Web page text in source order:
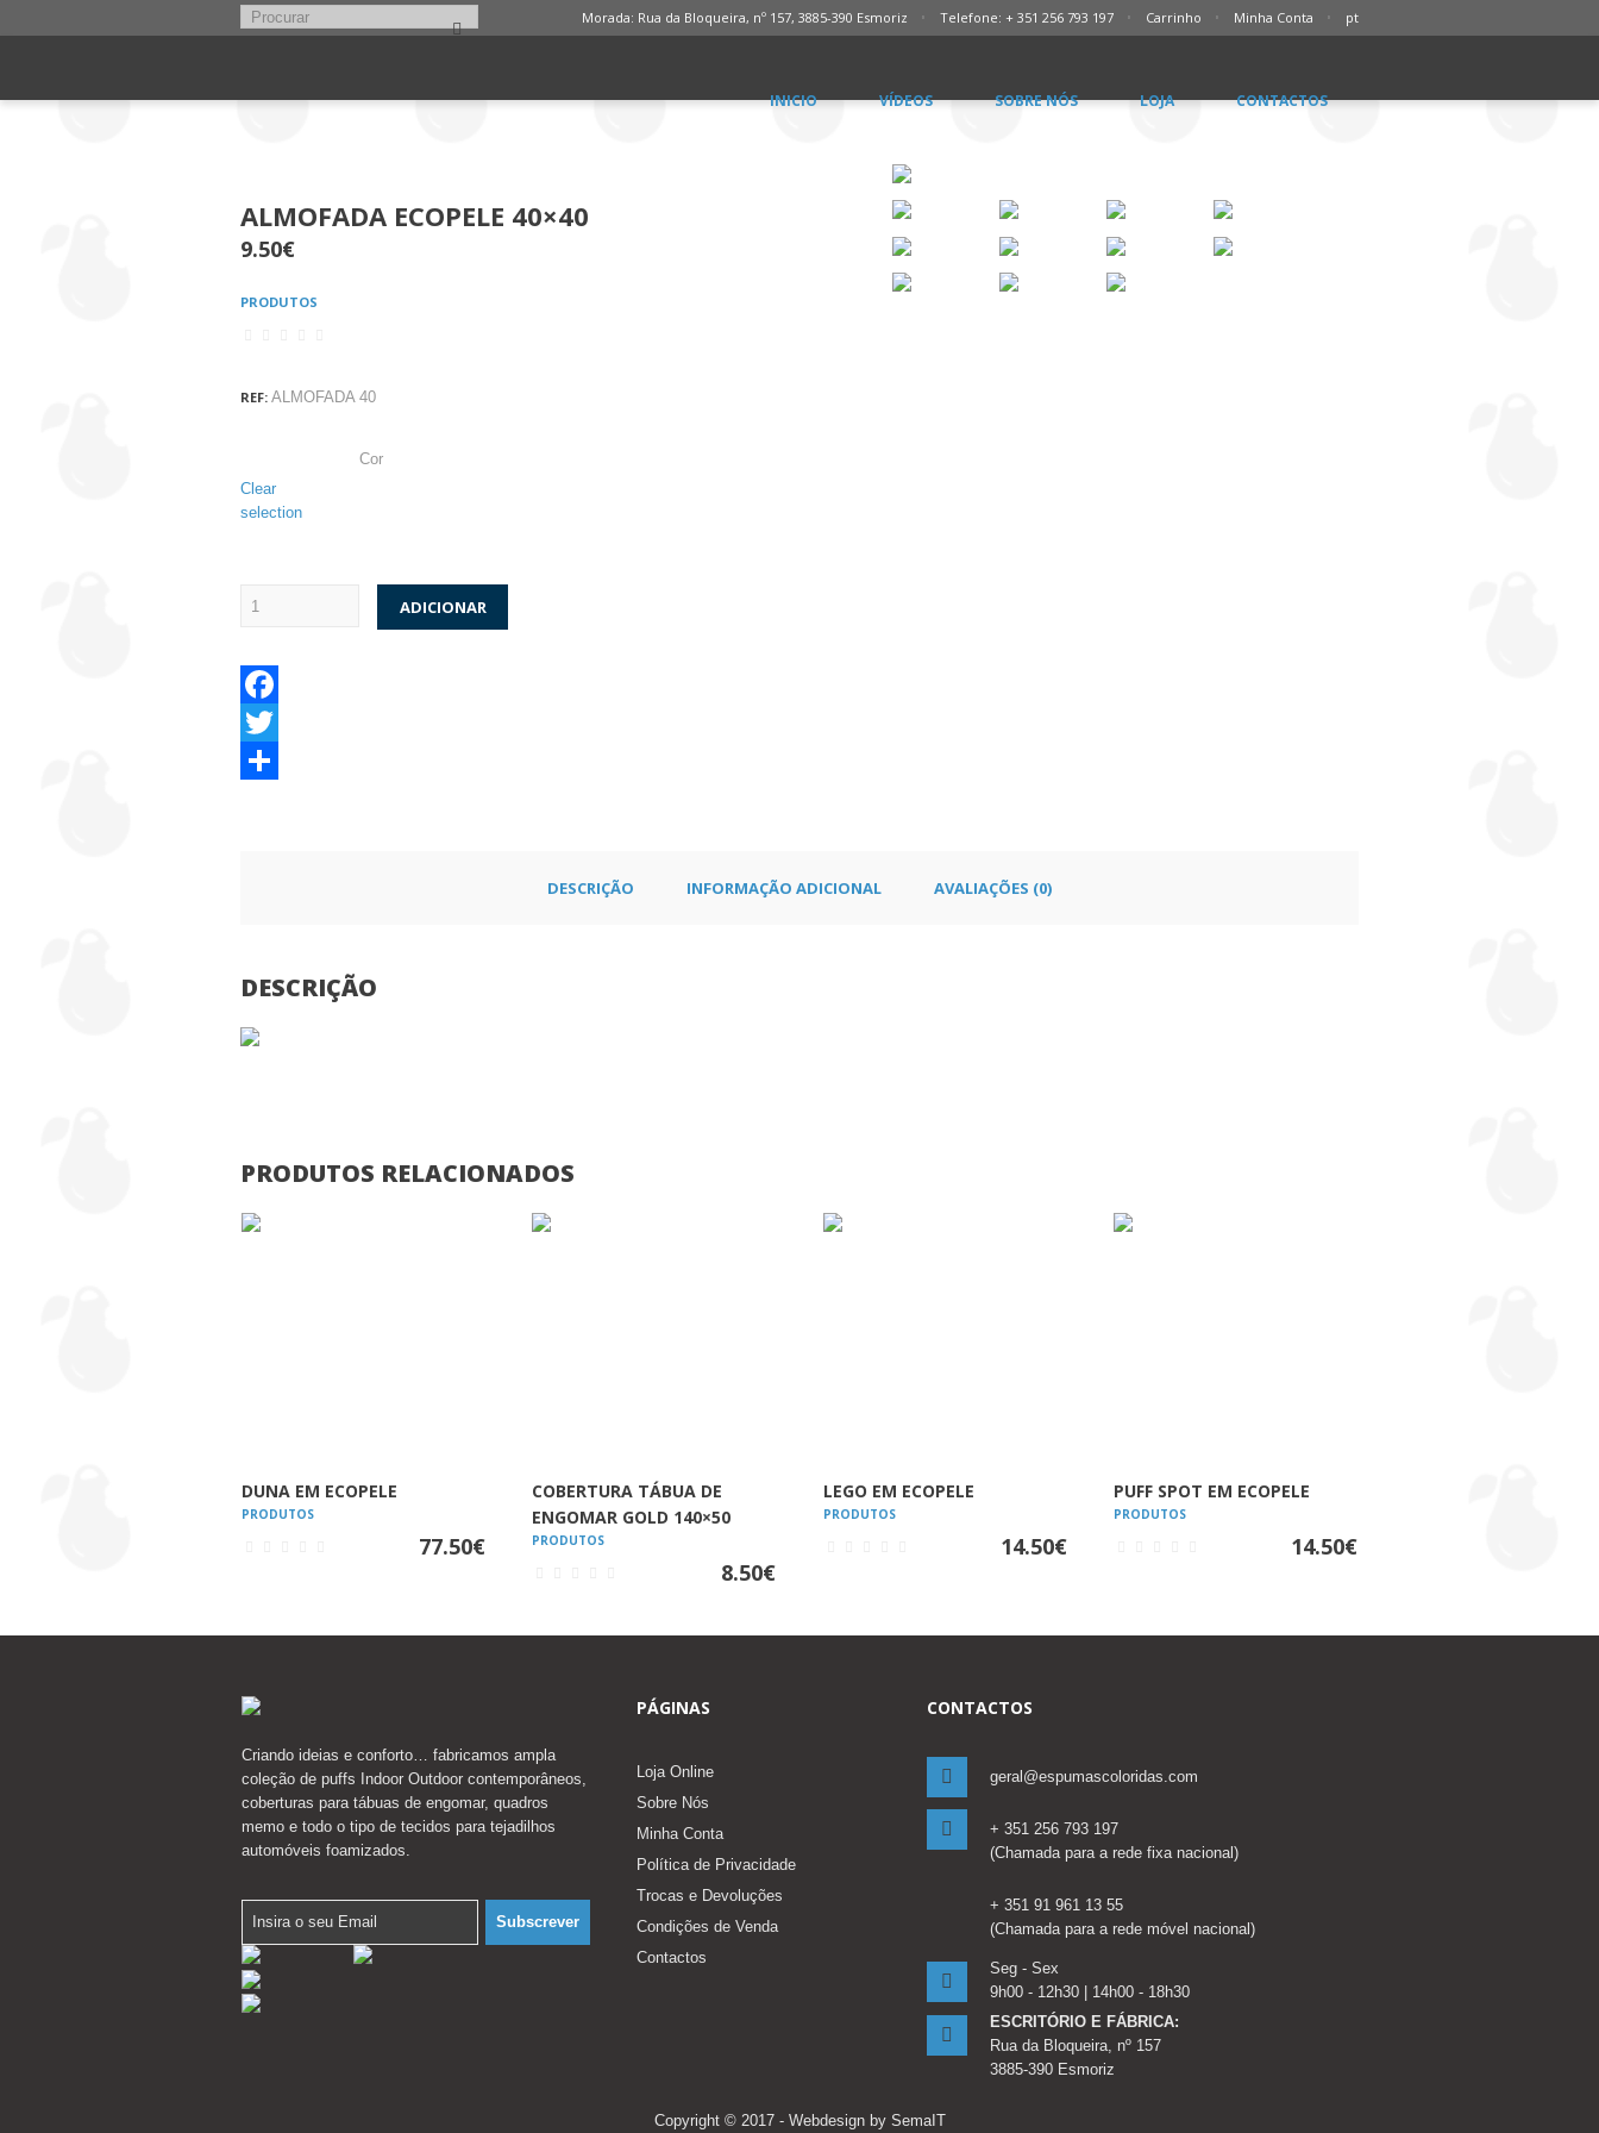
Morada: Rua da Bloqueira, nº 157, 3885-390 Esmoriz Telefone: + 351 256 793 197 Carrinho Minha Conta pt
INICIO VÍDEOS SOBRE NÓS LOJA CONTACTOS
ALMOFADA ECOPELE 40×40
9.50€
PRODUTOS
REF: ALMOFADA 40
Cor
Clear
selection
ADICIONAR
Facebook
Twitter
DESCRIÇÃO INFORMAÇÃO ADICIONAL AVALIAÇÕES (0)
DESCRIÇÃO
PRODUTOS RELACIONADOS
VER
DUNA EM ECOPELE
PRODUTOS
77.50€
VER
COBERTURA TÁBUA DE
ENGOMAR GOLD 140×50
PRODUTOS
8.50€
VER
LEGO EM ECOPELE
PRODUTOS
14.50€
VER
PUFF SPOT EM ECOPELE
PRODUTOS
14.50€
Criando ideias e conforto… fabricamos ampla
coleção de puffs Indoor Outdoor contemporâneos,
coberturas para tábuas de engomar, quadros
memo e todo o tipo de tecidos para tejadilhos
automóveis foamizados.
PÁGINAS
Loja Online
Sobre Nós
Minha Conta
Política de Privacidade
Trocas e Devoluções
Condições de Venda
Contactos
CONTACTOS
geral@espumascoloridas.com
+ 351 256 793 197
(Chamada para a rede fixa nacional)
+ 351 91 961 13 55
(Chamada para a rede móvel nacional)
Seg - Sex
9h00 - 12h30 | 14h00 - 18h30
ESCRITÓRIO E FÁBRICA:
Rua da Bloqueira, nº 157
3885-390 Esmoriz
Copyright © 2017 - Webdesign by SemaIT